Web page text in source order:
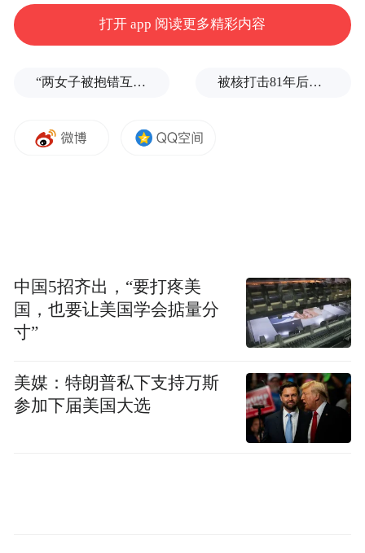
为影视创作的“一站式取景地”。从王家卫
《一代宗师》中的武侠意境，到姜文《让子
的市井气息，到《棋士》的悬疑张力，一幕
此拍摄取景，开平知名度与美誉度迅速攀
好的选择，各式各样的景地都能找到，一站
式全能解决，再加上影视是一个视觉的艺
术，江门开平这边能在视觉上面给我们提供
肯定是锦上添花的，所以未来有类似题材项
目优先过来取景。
打开 app 阅读更多精彩内容
“两女子被抱错互换人生37年”一当事人沉默多日发声：我不是受益者 被核打击81年后，日本广岛废墟旁响起抗议声：拒绝拥核
中国5招齐出，“要打疼美
国，也要让美国学会掂量分
寸”
美媒：特朗普私下支持万斯
参加下届美国大选